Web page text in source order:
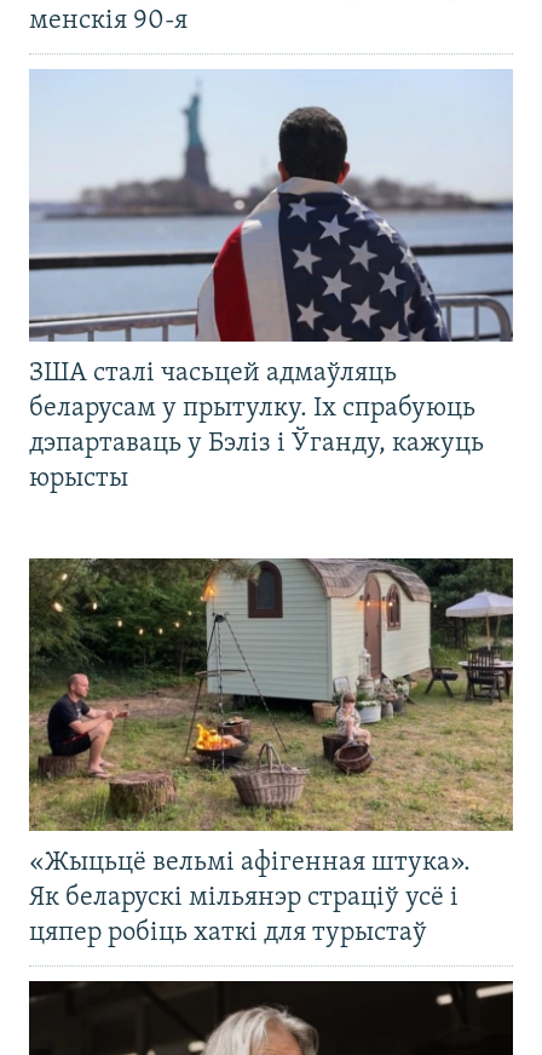
менскія 90-я
ЗША сталі часьцей адмаўляць
беларусам у прытулку. Іх спрабуюць
дэпартаваць у Бэліз і Ўганду, кажуць
юрысты
«Жыцьцё вельмі афігенная штука».
Як беларускі мільянэр страціў усё і
цяпер робіць хаткі для турыстаў